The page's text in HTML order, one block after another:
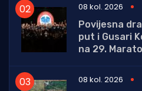
08 kol. 2026
Povijesna
put i Gusari
na 29.
08 kol. 2026